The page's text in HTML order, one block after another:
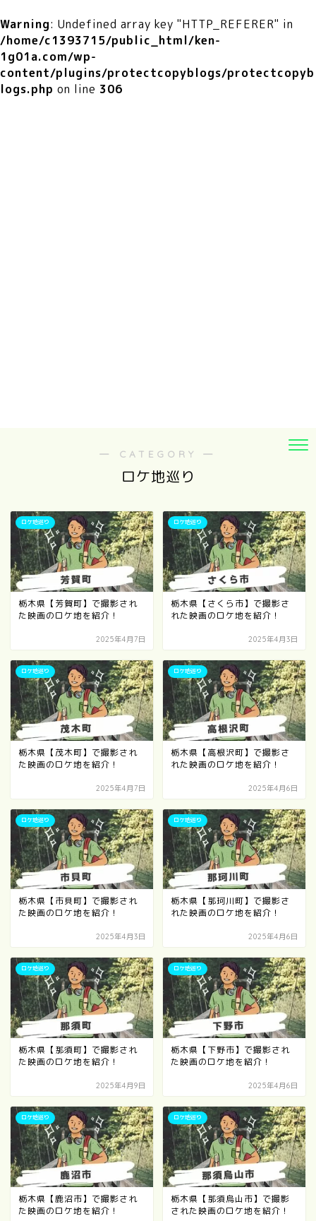
Warning: Undefined array key "HTTP_REFERER" in
/home/c1393715/public_html/ken-
1g01a.com/wp-
content/plugins/protectcopyblogs/protectcopyb
logs.php on line 306
― CATEGORY ―
ロケ地巡り
ロケ地巡り
栃木県【芳賀町】で撮影され
た映画のロケ地を紹介！
2025年4月7日
ロケ地巡り
栃木県【さくら市】で撮影さ
れた映画のロケ地を紹介！
2025年4月3日
ロケ地巡り
栃木県【茂木町】で撮影され
た映画のロケ地を紹介！
2025年4月7日
ロケ地巡り
栃木県【高根沢町】で撮影さ
れた映画のロケ地を紹介！
2025年4月6日
ロケ地巡り
栃木県【市貝町】で撮影され
た映画のロケ地を紹介！
2025年4月3日
ロケ地巡り
栃木県【那珂川町】で撮影さ
れた映画のロケ地を紹介！
2025年4月6日
ロケ地巡り
栃木県【那須町】で撮影され
た映画のロケ地を紹介！
2025年4月9日
ロケ地巡り
栃木県【下野市】で撮影され
た映画のロケ地を紹介！
2025年4月6日
ロケ地巡り
栃木県【鹿沼市】で撮影され
た映画のロケ地を紹介！
ロケ地巡り
栃木県【那須烏山市】で撮影
された映画のロケ地を紹介！